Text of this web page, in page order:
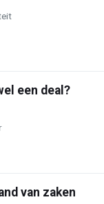
een deal?
van zaken